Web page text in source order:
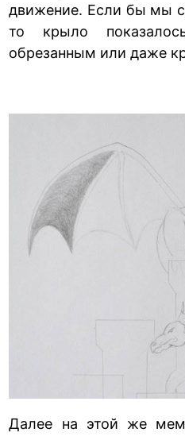
движение. Если бы мы
то крыло
обрезанным или даже
Далее на этой же